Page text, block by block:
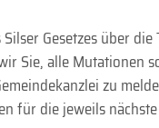
Silser Gesetzes über
Sie, alle Mutationen
zu
für die jeweils